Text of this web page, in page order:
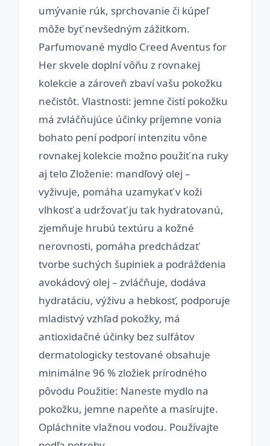
umývanie rúk, sprchovanie či kúpeľ
môže byť nevšedným zážitkom.
Parfumované mydlo Creed Aventus for
Her skvele doplní vôňu z rovnakej
kolekcie a zároveň zbaví vašu pokožku
nečistôt. Vlastnosti: jemne čistí pokožku
má zvláčňujúce účinky príjemne vonia
bohato pení podporí intenzitu vône
rovnakej kolekcie možno použiť na ruky
aj telo Zloženie: mandľový olej –
vyživuje, pomáha uzamykať v koži
vlhkosť a udržovať ju tak hydratovanú,
zjemňuje hrubú textúru a kožné
nerovnosti, pomáha predchádzať
tvorbe suchých šupiniek a podráždenia
avokádový olej – zvláčňuje, dodáva
hydratáciu, výživu a hebkosť, podporuje
mladistvý vzhľad pokožky, má
antioxidačné účinky bez sulfátov
dermatologicky testované obsahuje
minimálne 96 % zložiek prírodného
pôvodu Použitie: Naneste mydlo na
pokožku, jemne napeňte a masírujte.
Opláchnite vlažnou vodou. Používajte